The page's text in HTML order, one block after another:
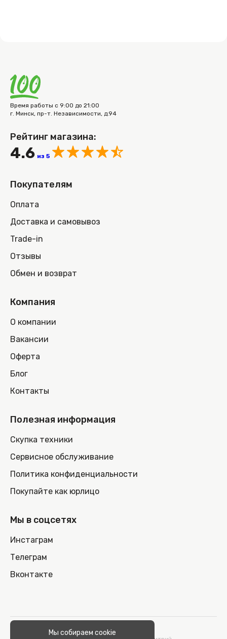
Время работы с 9:00 до 21:00
г. Минск, пр-т. Независимости, д.94
Рейтинг магазина:
4.6 из 5
Покупателям
Оплата
Доставка и самовывоз
Trade-in
Отзывы
Обмен и возврат
Компания
О компании
Вакансии
Оферта
Блог
Контакты
Полезная информация
Скупка техники
Сервисное обслуживание
Политика конфиденциальности
Покупайте как юрлицо
Мы в соцсетях
Инстаграм
Телеграм
Вконтакте
© 2026 100nout.by,Мы собираем cookie